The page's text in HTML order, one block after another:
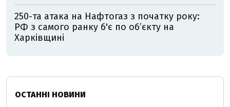
250-та атака на Нафтогаз з початку року:
РФ з самого ранку б'є по об’єкту на
Харківщині
ОСТАННІ НОВИНИ